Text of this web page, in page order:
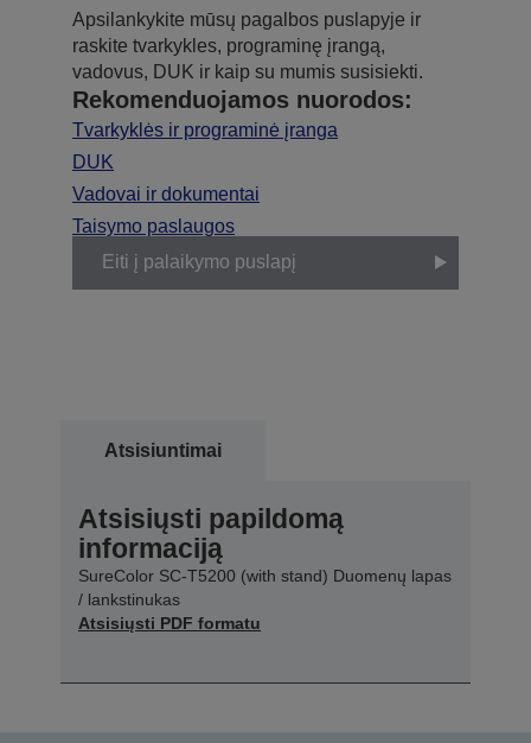
Apsilankykite mūsų pagalbos puslapyje ir
raskite tvarkykles, programinę įrangą,
vadovus, DUK ir kaip su mumis susisiekti.
Rekomenduojamos nuorodos:
Tvarkyklės ir programinė įranga
DUK
Vadovai ir dokumentai
Taisymo paslaugos
Eiti į palaikymo puslapį
Atsisiuntimai
Atsisiųsti papildomą
informaciją
SureColor SC-T5200 (with stand) Duomenų lapas
/ lankstinukas
Atsisiųsti PDF formatu